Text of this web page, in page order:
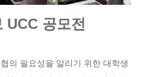
UCC 공모전
의 필요성을 알리기 위한 대학생